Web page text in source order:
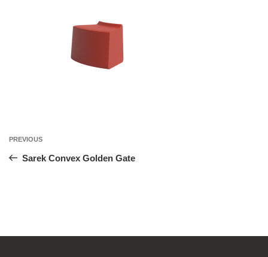
投
稿
ゲ
Previous
PREVIOUS
Sarek Convex Golden Gate